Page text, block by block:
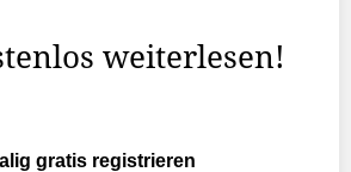
weiterlesen!
gratis registrieren